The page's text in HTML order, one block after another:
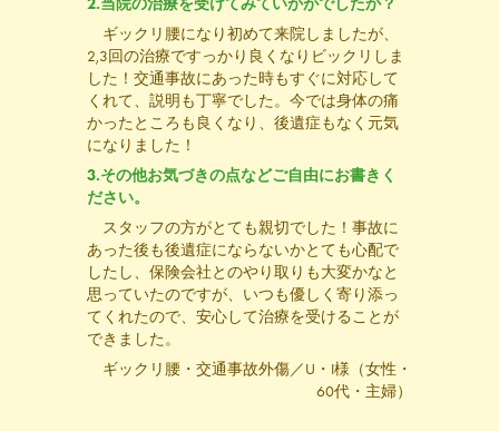
2.当院の治療を受けてみていかがでしたか？
ギックリ腰になり初めて来院しましたが、
2,3回の治療ですっかり良くなりビックリしま
した！交通事故にあった時もすぐに対応して
くれて、説明も丁寧でした。今では身体の痛
かったところも良くなり、後遺症もなく元気
になりました！
3.その他お気づきの点などご自由にお書きく
ださい。
スタッフの方がとても親切でした！事故に
あった後も後遺症にならないかとても心配で
したし、保険会社とのやり取りも大変かなと
思っていたのですが、いつも優しく寄り添っ
てくれたので、安心して治療を受けることが
できました。
ギックリ腰・交通事故外傷／U・I様（女性・
60代・主婦）